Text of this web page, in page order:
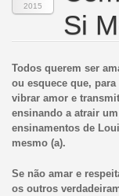
2015
Si
Todos querem ser
ou esquece que,
vibrar amor e
ensinando a atrair
ensinamentos de
mesmo (a).
Se não amar e
os outros